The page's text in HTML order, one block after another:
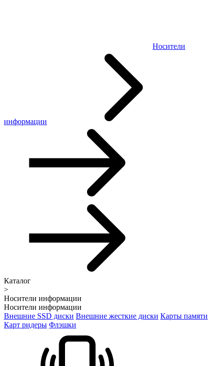
Носители
информации
Каталог
>
Носители информации
Носители информации
Внешние SSD диски Внешние жесткие диски Карты памяти
Карт ридеры Флэшки